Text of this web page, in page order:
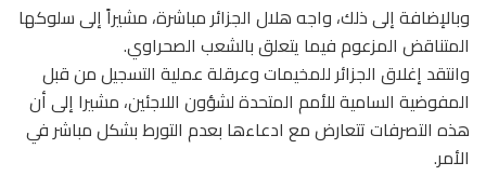
وبالإضافة إلى ذلك، واجه هلال الجزائر مباشرة، مشيراً إلى سلوكها
المتناقض المزعوم فيما يتعلق بالشعب الصحراوي.
وانتقد إغلاق الجزائر للمخيمات وعرقلة عملية التسجيل من قبل
المفوضية السامية للأمم المتحدة لشؤون اللاجئين، مشيرا إلى أن
هذه التصرفات تتعارض مع ادعاءها بعدم التورط بشكل مباشر في
الأمر.